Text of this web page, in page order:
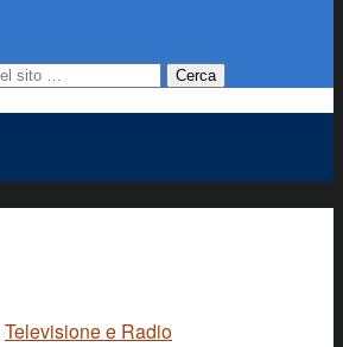
Televisione e Radio